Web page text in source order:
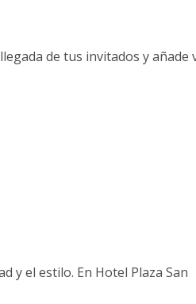
de tus invitados y añade
y el estilo. En Hotel Plaza San